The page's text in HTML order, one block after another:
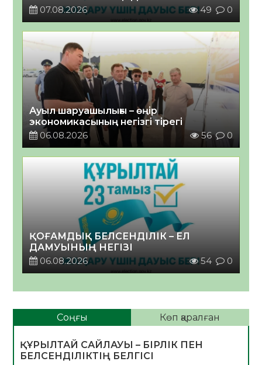
07.08.2026
49 0
Ауыл шаруашылығы – өңір
экономикасының негізгі тірегі
06.08.2026
56 0
ҚОҒАМДЫҚ БЕЛСЕНДІЛІК – ЕЛ
ДАМУЫНЫҢ НЕГІЗІ
06.08.2026
54 0
Соңғы Көп қаралған
ҚҰРЫЛТАЙ САЙЛАУЫ – БІРЛІК ПЕН
БЕЛСЕНДІЛІКТІҢ БЕЛГІСІ